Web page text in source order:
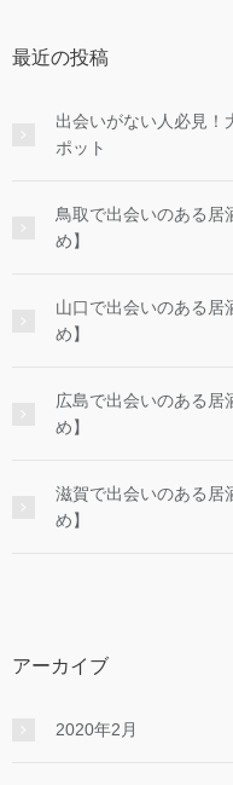
最近の投稿
出会いがない人必見！
ポット
鳥取で出会いのある居
め】
山口で出会いのある居
め】
広島で出会いのある居
め】
滋賀で出会いのある居
め】
アーカイブ
2020年2月